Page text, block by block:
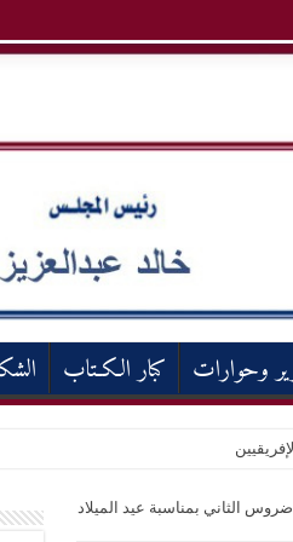
وحوارات كبار الكـتاب
الثاني بمناسبة عيد الميلاد